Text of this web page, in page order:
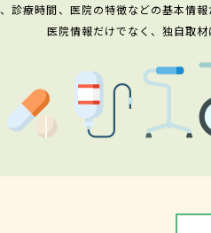
診療時間、医院の特徴などの基本情
医院情報だけでなく、独自取